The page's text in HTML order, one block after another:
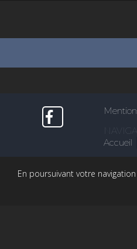
En poursuivant votre
Accueil